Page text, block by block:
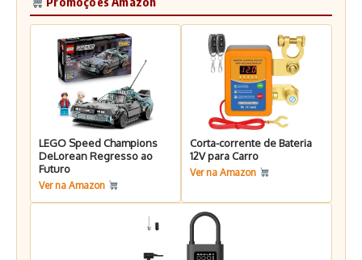
LEGO Speed Champions
DeLorean Regresso ao
Futuro
Ver na Amazon
Corta-corrente de Bateria
12V para Carro
Ver na Amazon